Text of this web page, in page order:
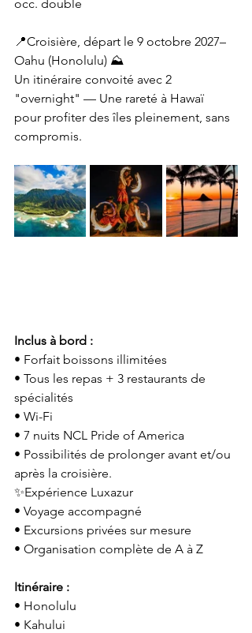
occ. double
📍Croisière, départ le 9 octobre 2027–
Oahu (Honolulu) ⛰️
Un itinéraire convoité avec 2
"overnight" — Une rareté à Hawaï
pour profiter des îles pleinement, sans
compromis.
Inclus à bord :
• Forfait boissons illimitées
• Tous les repas + 3 restaurants de
spécialités
• Wi-Fi
• 7 nuits NCL Pride of America
• Possibilités de prolonger avant et/ou
après la croisière.
✨Expérience Luxazur
• Voyage accompagné
• Excursions privées sur mesure
• Organisation complète de A à Z
Itinéraire :
• Honolulu
• Kahului